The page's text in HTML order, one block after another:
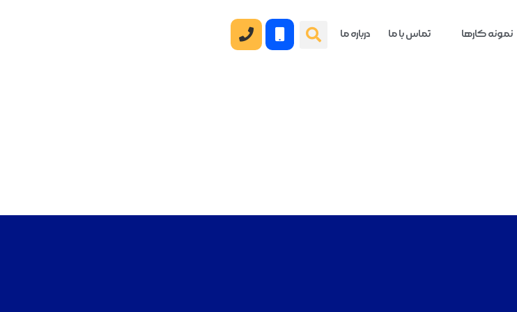
نمونه کارها تماس با ما درباره ما